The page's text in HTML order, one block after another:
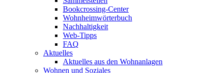
Bookcrossing-Center
Wohnheimwörterbuch
Nachhaltigkeit
Web-Tipps
FAQ
Aktuelles
Aktuelles aus den Wohnanlagen
Wohnen und Soziales